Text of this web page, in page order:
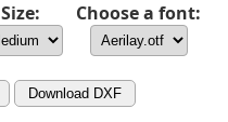
Size: Choose a font:
Download DXF